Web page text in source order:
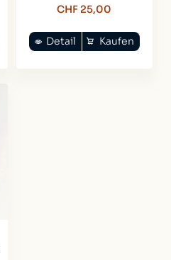
CHF 25,00
Kaufen
Detail